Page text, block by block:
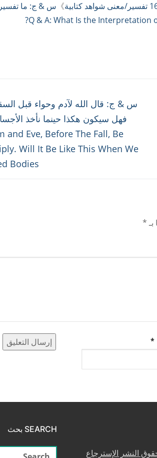
》 س & ج: ما تفسير
Next
post:
س & ج: قال الله لآدم وحواء قبل
and Eve, Before The Fall, Be
Will It Be Like This When We
Bodies?
*
*
النشر الإسترجاع
SEARCH بحث
البحث